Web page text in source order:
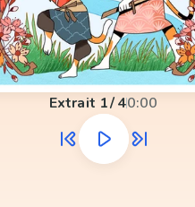
Extrait 1/40:00